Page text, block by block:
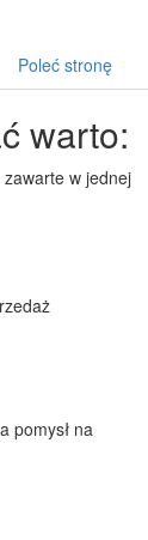
Poleć stronę
warto: